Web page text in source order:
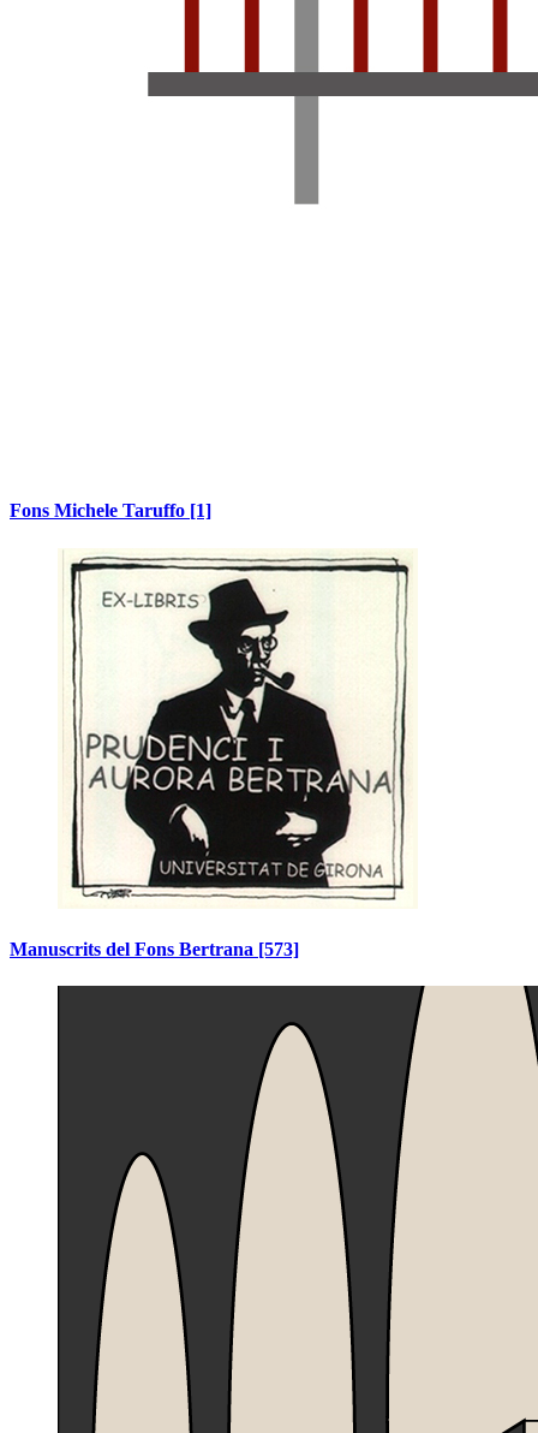
Fons Michele Taruffo [1]
Manuscrits del Fons Bertrana [573]